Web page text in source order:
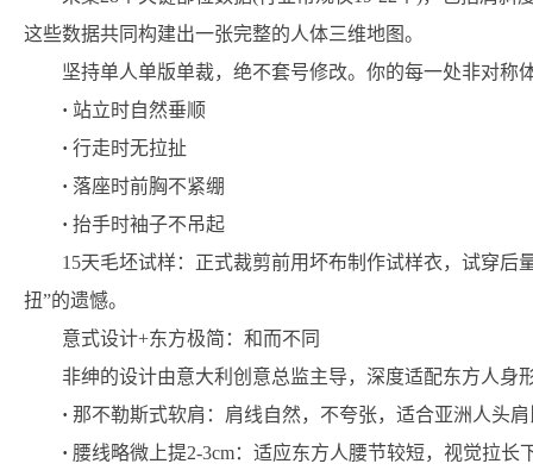
这些数据共同构建出一张完整的人体三维地图。
坚持单人单版单裁，绝不套号修改。你的每一处非对称
· 站立时自然垂顺
· 行走时无拉扯
· 落座时前胸不紧绷
· 抬手时袖子不吊起
15天毛坯试样：正式裁剪前用坏布制作试样衣，试穿
扭”的遗憾。
意式设计+东方极简：和而不同
非绅的设计由意大利创意总监主导，深度适配东方人身
· 那不勒斯式软肩：肩线自然，不夸张，适合亚洲人头肩
· 腰线略微上提2-3cm：适应东方人腰节较短，视觉拉长